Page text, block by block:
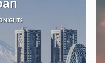
3 NIGHTS